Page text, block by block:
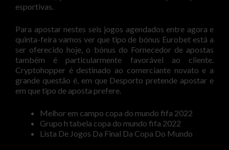
esportivas.
Para apostar nestes seis jogos agendados entre agora e
quinta-feira vamos ver que tipo de bónus Eurobet está a
ser oferecido hoje, o bónus do Fornecedor de apostas
também é particularmente favorável ao cliente.
Cryptohopper é destinado ao comerciante novato e a
grande questão é, em que Desporto pretende apostar e
em que tipo de aposta prefere.
Melhor em campo copa do mundo fifa 2022
Grupo h tabela copa do mundo fifa 2022
Lista De Jogos Da Final Da Copa Do Mundo